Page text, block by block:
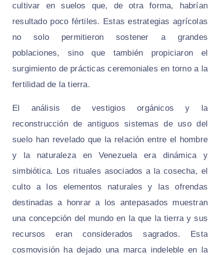
cultivar en suelos que, de otra forma, habrían
resultado poco fértiles. Estas estrategias agrícolas
no solo permitieron sostener a grandes
poblaciones, sino que también propiciaron el
surgimiento de prácticas ceremoniales en torno a la
fertilidad de la tierra.
El análisis de vestigios orgánicos y la
reconstrucción de antiguos sistemas de uso del
suelo han revelado que la relación entre el hombre
y la naturaleza en Venezuela era dinámica y
simbiótica. Los rituales asociados a la cosecha, el
culto a los elementos naturales y las ofrendas
destinadas a honrar a los antepasados muestran
una concepción del mundo en la que la tierra y sus
recursos eran considerados sagrados. Esta
cosmovisión ha dejado una marca indeleble en la